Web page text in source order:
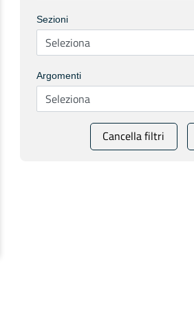
Sezioni
Argomenti
Cancella filtri